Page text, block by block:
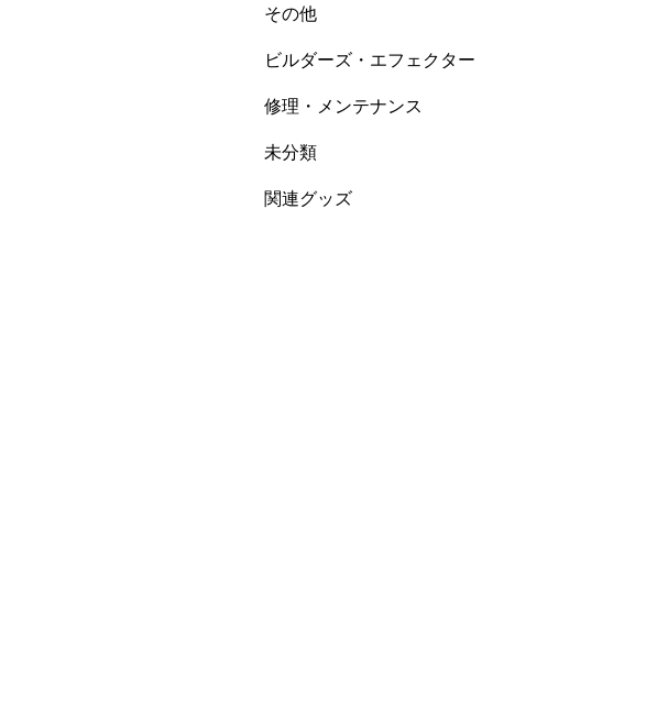
その他
ビルダーズ・エフェクター
修理・メンテナンス
未分類
関連グッズ